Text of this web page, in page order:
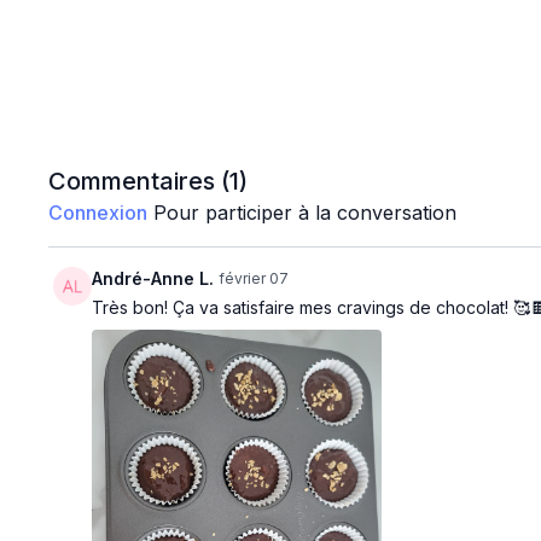
Commentaires (1)
Connexion Pour participer à la conversation
André-Anne L. février 07
Très bon! Ça va satisfaire mes cravings de chocolat!